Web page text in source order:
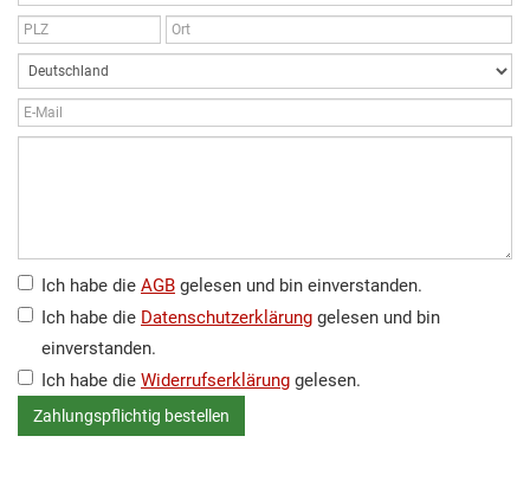
Ich habe die AGB gelesen und bin einverstanden.
Ich habe die Datenschutzerklärung gelesen und bin
einverstanden.
Ich habe die Widerrufserklärung gelesen.